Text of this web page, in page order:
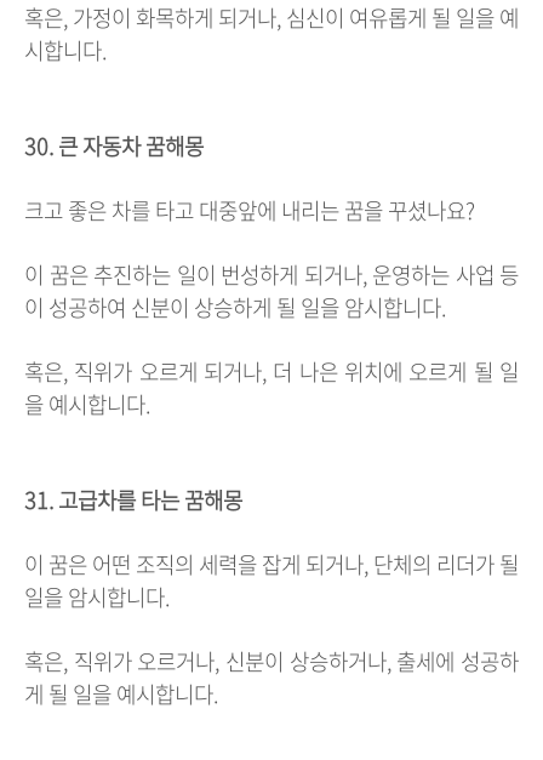
혹은, 가정이 화목하게 되거나, 심신이 여유롭게 될 일을 예
시합니다.
30. 큰 자동차 꿈해몽
크고 좋은 차를 타고 대중앞에 내리는 꿈을 꾸셨나요?
이 꿈은 추진하는 일이 번성하게 되거나, 운영하는 사업 등
이 성공하여 신분이 상승하게 될 일을 암시합니다.
혹은, 직위가 오르게 되거나, 더 나은 위치에 오르게 될 일
을 예시합니다.
31. 고급차를 타는 꿈해몽
이 꿈은 어떤 조직의 세력을 잡게 되거나, 단체의 리더가 될
일을 암시합니다.
혹은, 직위가 오르거나, 신분이 상승하거나, 출세에 성공하
게 될 일을 예시합니다.